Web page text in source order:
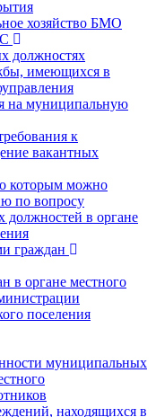
хозяйство БМО
должностях
имеющихся в
на муниципальную
к
вакантных
которым можно
по вопросу
должностей в органе
граждан
в органе местного
поселения
муниципальных
находящихся в